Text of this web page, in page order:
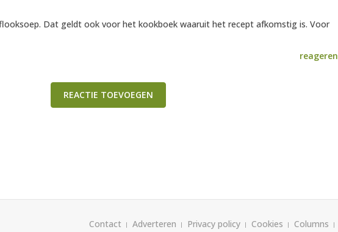
Dat geldt ook voor het kookboek waaruit het recept afkomstig is. Voor
reageren
REACTIE TOEVOEGEN
Contact Adverteren Privacy policy Cookies Columns